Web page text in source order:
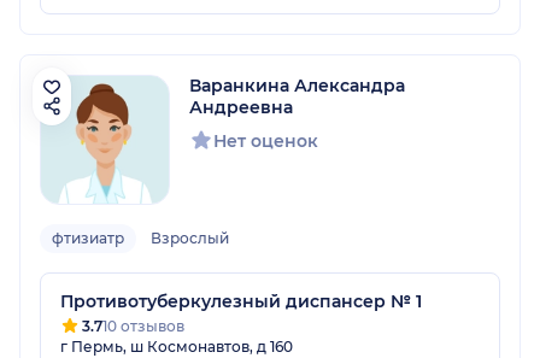
Варанкина Александра
Андреевна
Нет оценок
фтизиатр Взрослый
Противотуберкулезный диспансер № 1
3.710 отзывов
г Пермь, ш Космонавтов, д 160